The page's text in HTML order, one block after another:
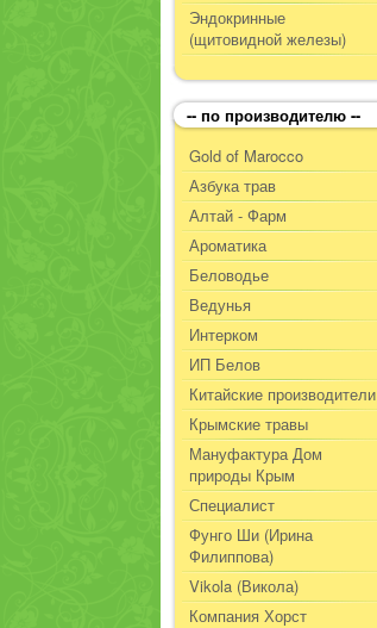
Эндокринные
(щитовидной железы)
-- по производителю --
Gold of Marocco
Азбука трав
Алтай - Фарм
Ароматика
Беловодье
Ведунья
Интерком
ИП Белов
Китайские производители
Крымские травы
Мануфактура Дом
природы Крым
Специалист
Фунго Ши (Ирина
Филиппова)
Vikola (Викола)
Компания Хорст